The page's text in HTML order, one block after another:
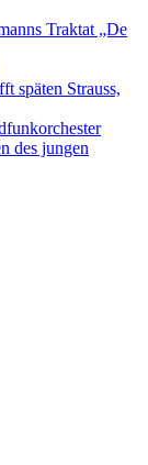
Traktat „De
späten Strauss,
des jungen